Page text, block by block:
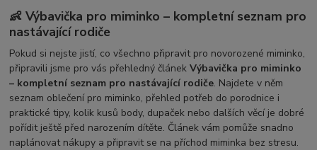
👶 Výbavička pro miminko – kompletní seznam pro
nastávající rodiče
Pokud si nejste jistí, co všechno připravit pro novorozené miminko,
připravili jsme pro vás přehledný článekVýbavička pro miminko
– kompletní seznam pro nastávající rodiče. Najdete v něm
seznam oblečení pro miminko, přehled potřeb do porodnice i
praktické tipy, kolik kusů body, dupaček nebo dalších věcí je dobré
pořídit ještě před narozením dítěte. Článek vám pomůže snadno
naplánovat nákupy a připravit se na příchod miminka bez stresu.